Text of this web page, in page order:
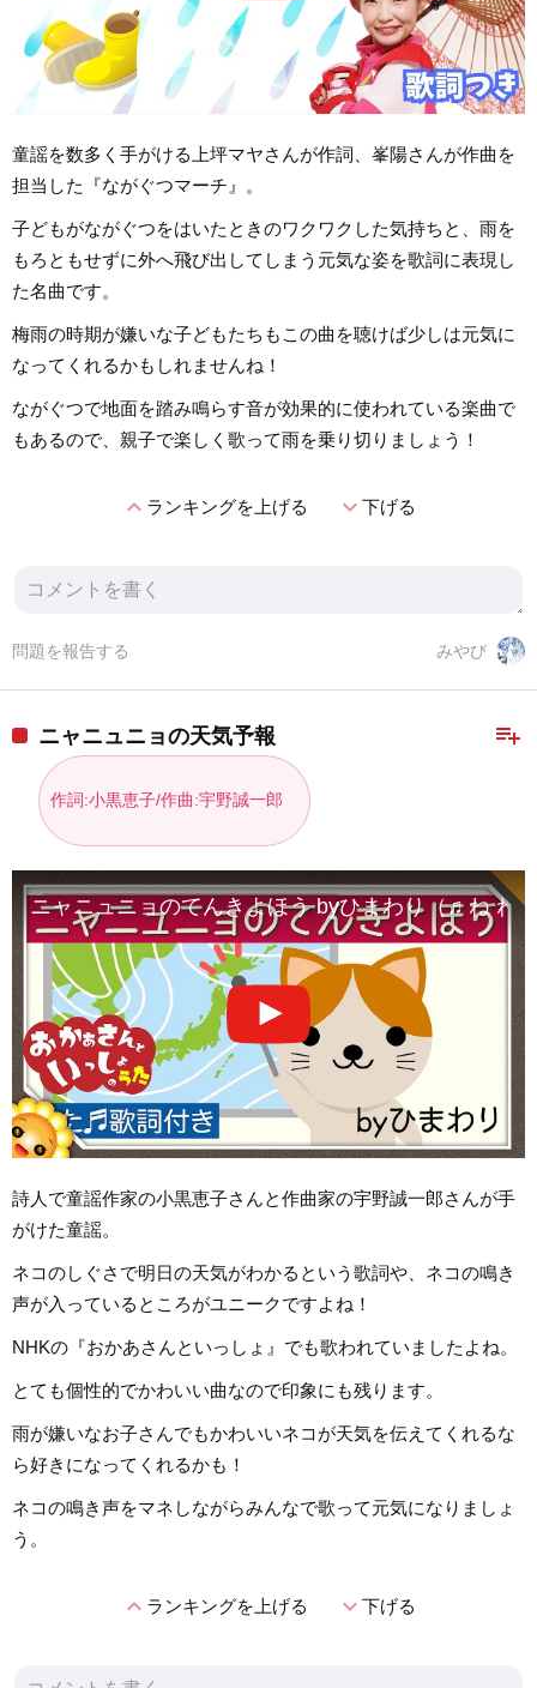
童謡を数多く手がける上坪マヤさんが作詞、峯陽さんが作曲を
担当した『ながぐつマーチ』。
子どもがながぐつをはいたときのワクワクした気持ちと、雨を
もろともせずに外へ飛び出してしまう元気な姿を歌詞に表現し
た名曲です。
梅雨の時期が嫌いな子どもたちもこの曲を聴けば少しは元気に
なってくれるかもしれませんね！
ながぐつで地面を踏み鳴らす音が効果的に使われている楽曲で
もあるので、親子で楽しく歌って雨を乗り切りましょう！
expand_lessランキングを上げる expand_more下げる
みやび
問題を報告する
playlist_add
ニャニュニョの天気予報
作詞:小黒恵子/作曲:宇野誠一郎
ニャニュニョのてんきよほう byひまわり（♬ね ね
詩人で童謡作家の小黒恵子さんと作曲家の宇野誠一郎さんが手
がけた童謡。
ネコのしぐさで明日の天気がわかるという歌詞や、ネコの鳴き
声が入っているところがユニークですよね！
NHKの『おかあさんといっしょ』でも歌われていましたよね。
とても個性的でかわいい曲なので印象にも残ります。
雨が嫌いなお子さんでもかわいいネコが天気を伝えてくれるな
ら好きになってくれるかも！
ネコの鳴き声をマネしながらみんなで歌って元気になりましょ
う。
expand_lessランキングを上げる expand_more下げる